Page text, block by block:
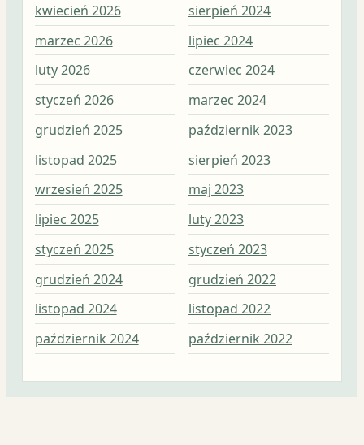
kwiecień 2026
marzec 2026
luty 2026
styczeń 2026
grudzień 2025
listopad 2025
wrzesień 2025
lipiec 2025
styczeń 2025
grudzień 2024
listopad 2024
październik 2024
sierpień 2024
lipiec 2024
czerwiec 2024
marzec 2024
październik 2023
sierpień 2023
maj 2023
luty 2023
styczeń 2023
grudzień 2022
listopad 2022
październik 2022